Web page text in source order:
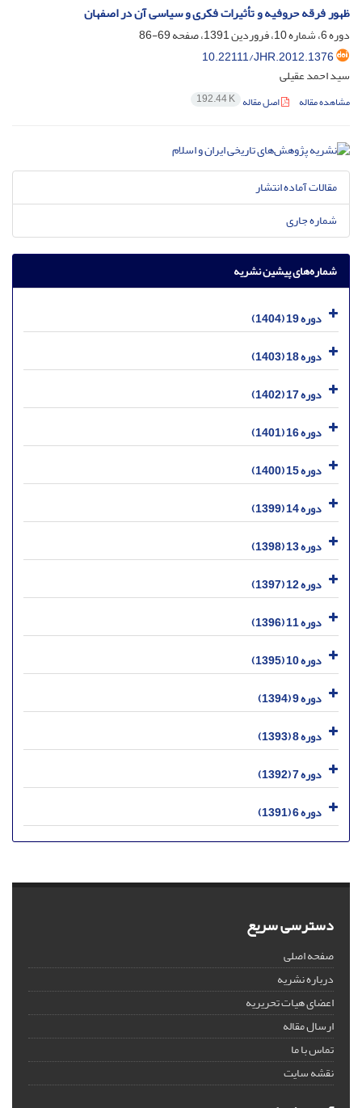
ظهور فرقه حروفیه و تأثیرات فکری و سیاسی آن در اصفهان
دوره 6، شماره 10، فروردین 1391، صفحه
69-86
10.22111/JHR.2012.1376
سید احمد عقیلی
مشاهده مقاله اصل مقاله 192.44 K
مقالات آماده انتشار
شماره جاری
شماره‌های پیشین نشریه
دوره 19 (1404)
دوره 18 (1403)
دوره 17 (1402)
دوره 16 (1401)
دوره 15 (1400)
دوره 14 (1399)
دوره 13 (1398)
دوره 12 (1397)
دوره 11 (1396)
دوره 10 (1395)
دوره 9 (1394)
دوره 8 (1393)
دوره 7 (1392)
دوره 6 (1391)
دسترسی سریع
صفحه اصلی
درباره نشریه
اعضای هیات تحریریه
ارسال مقاله
تماس با ما
نقشه سایت